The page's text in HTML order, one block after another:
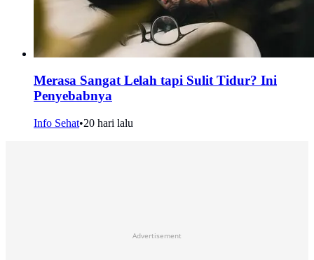
Merasa Sangat Lelah tapi Sulit Tidur? Ini
Penyebabnya
Info Sehat•20 hari lalu
Advertisement